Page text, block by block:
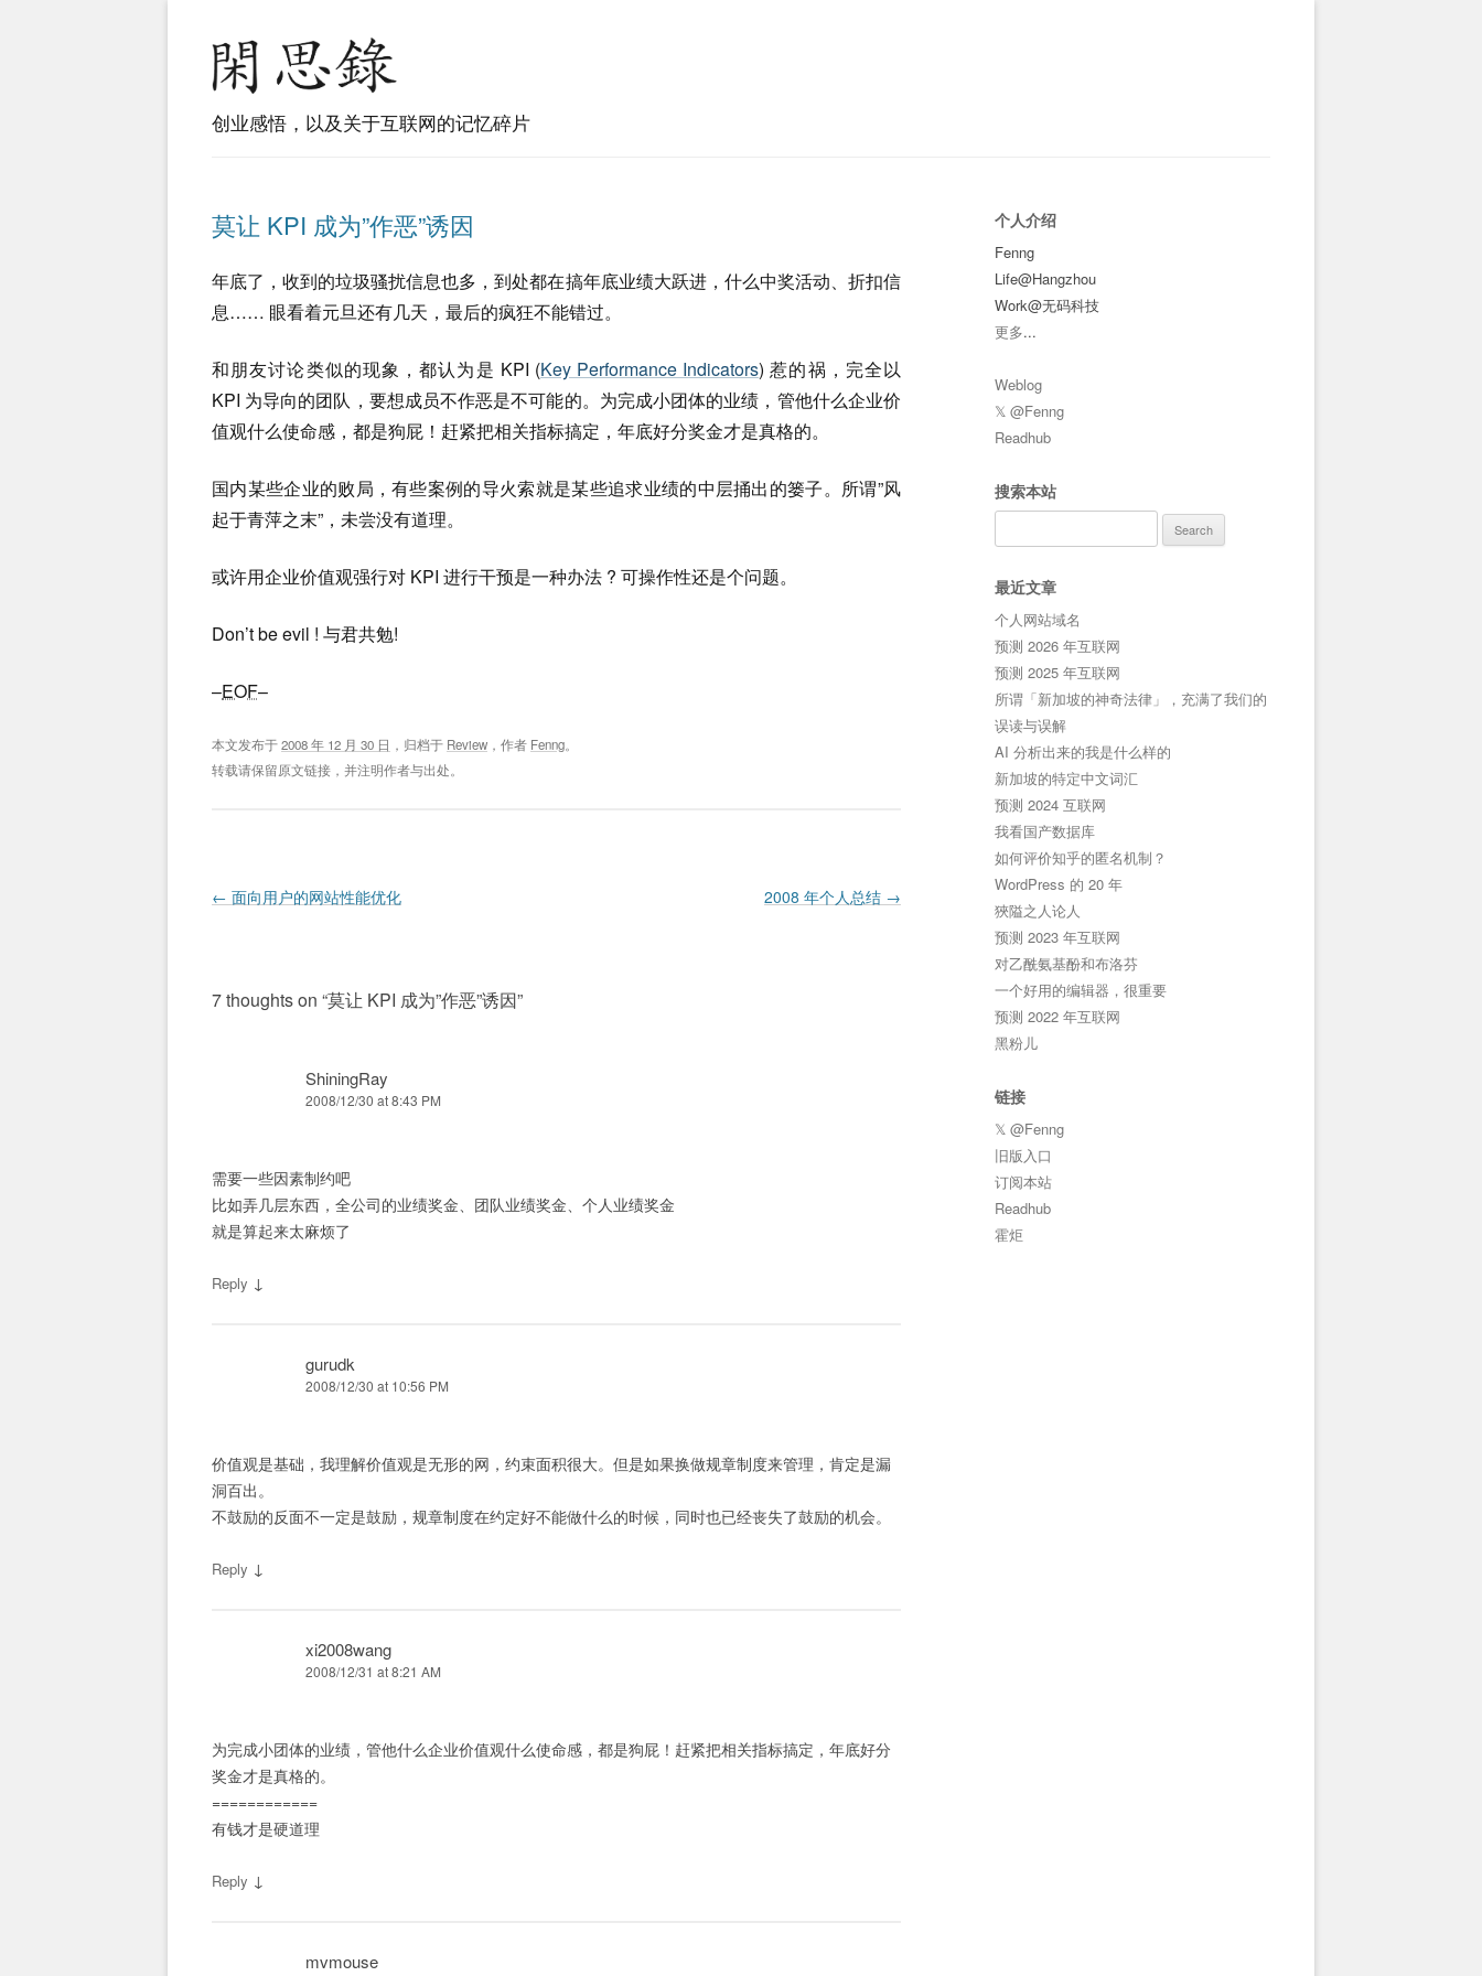
创业感悟，以及关于互联网的记忆碎片
莫让 KPI 成为”作恶”诱因
年底了，收到的垃圾骚扰信息也多，到处都在搞年底业绩大跃进，什么中奖活动、折扣信
息…… 眼看着元旦还有几天，最后的疯狂不能错过。
和朋友讨论类似的现象，都认为是 KPI (Key Performance Indicators) 惹的祸，完全以
KPI 为导向的团队，要想成员不作恶是不可能的。为完成小团体的业绩，管他什么企业价
值观什么使命感，都是狗屁！赶紧把相关指标搞定，年底好分奖金才是真格的。
国内某些企业的败局，有些案例的导火索就是某些追求业绩的中层捅出的篓子。所谓”风
起于青萍之末”，未尝没有道理。
或许用企业价值观强行对 KPI 进行干预是一种办法 ? 可操作性还是个问题。
Don’t be evil ! 与君共勉!
–EOF–
本文发布于2008 年 12 月 30 日 ，归档于 Review ，作者 Fenng。
转载请保留原文链接，并注明作者与出处。
Post navigation
← 面向用户的网站性能优化 2008 年个人总结 →
7 thoughts on “莫让 KPI 成为”作恶”诱因”
ShiningRay
2008/12/30 at 8:43 PM
需要一些因素制约吧
比如弄几层东西，全公司的业绩奖金、团队业绩奖金、个人业绩奖金
就是算起来太麻烦了
Reply ↓
gurudk
2008/12/30 at 10:56 PM
价值观是基础，我理解价值观是无形的网，约束面积很大。但是如果换做规章制度来管理，肯定是漏
洞百出。
不鼓励的反面不一定是鼓励，规章制度在约定好不能做什么的时候，同时也已经丧失了鼓励的机会。
Reply ↓
xi2008wang
2008/12/31 at 8:21 AM
为完成小团体的业绩，管他什么企业价值观什么使命感，都是狗屁！赶紧把相关指标搞定，年底好分
奖金才是真格的。
============
有钱才是硬道理
Reply ↓
mvmouse
个人介绍
Fenng
Life@Hangzhou
Work@无码科技
更多...
Weblog
𝕏 @Fenng
Readhub
搜索本站
for:
最近文章
个人网站域名
预测 2026 年互联网
预测 2025 年互联网
所谓「新加坡的神奇法律」，充满了我们的
误读与误解
AI 分析出来的我是什么样的
新加坡的特定中文词汇
预测 2024 互联网
我看国产数据库
如何评价知乎的匿名机制？
WordPress 的 20 年
狹隘之人论人
预测 2023 年互联网
对乙酰氨基酚和布洛芬
一个好用的编辑器，很重要
预测 2022 年互联网
黑粉儿
链接
𝕏 @Fenng
旧版入口
订阅本站
Readhub
霍炬